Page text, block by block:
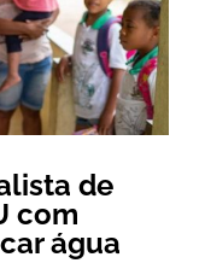
de
com
água